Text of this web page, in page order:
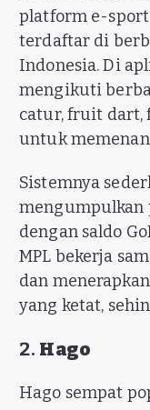
platform e-
terdaftar di
Indonesia. Di
mengikuti
catur, fruit dart,
untuk
Sistemnya
mengumpulkan
dengan saldo
MPL bekerja
dan
yang ketat,
2. Hago
Hago sempat